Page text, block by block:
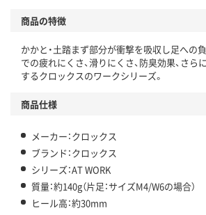
商品の特徴
かかと・土踏まず部分が衝撃を吸収し足への
での疲れにくさ、滑りにくさ、防臭効果、さ
するクロックスのワークシリーズ。
商品仕様
メーカー：クロックス
ブランド：クロックス
シリーズ：AT WORK
質量：約140g（片足：サイズM4/W6の場合）
ヒール高：約30mm